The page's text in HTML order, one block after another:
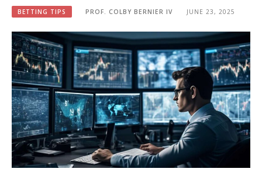
BETTING TIPS PROF. COLBY BERNIER IV JUNE 23, 2025